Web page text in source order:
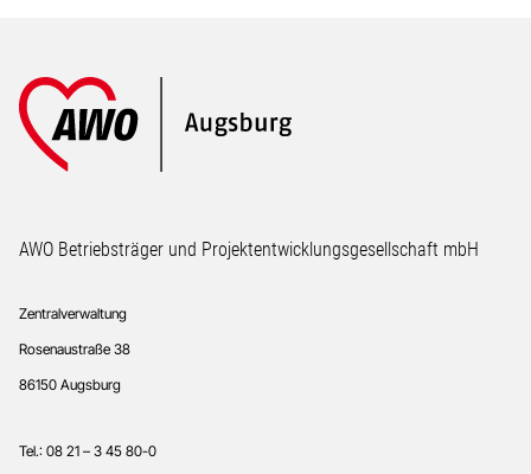
Footer
AWO Betriebsträger und Projektentwicklungsgesellschaft mbH
Zentralverwaltung
Rosenaustraße 38
86150 Augsburg
Tel.: 08 21 – 3 45 80-0